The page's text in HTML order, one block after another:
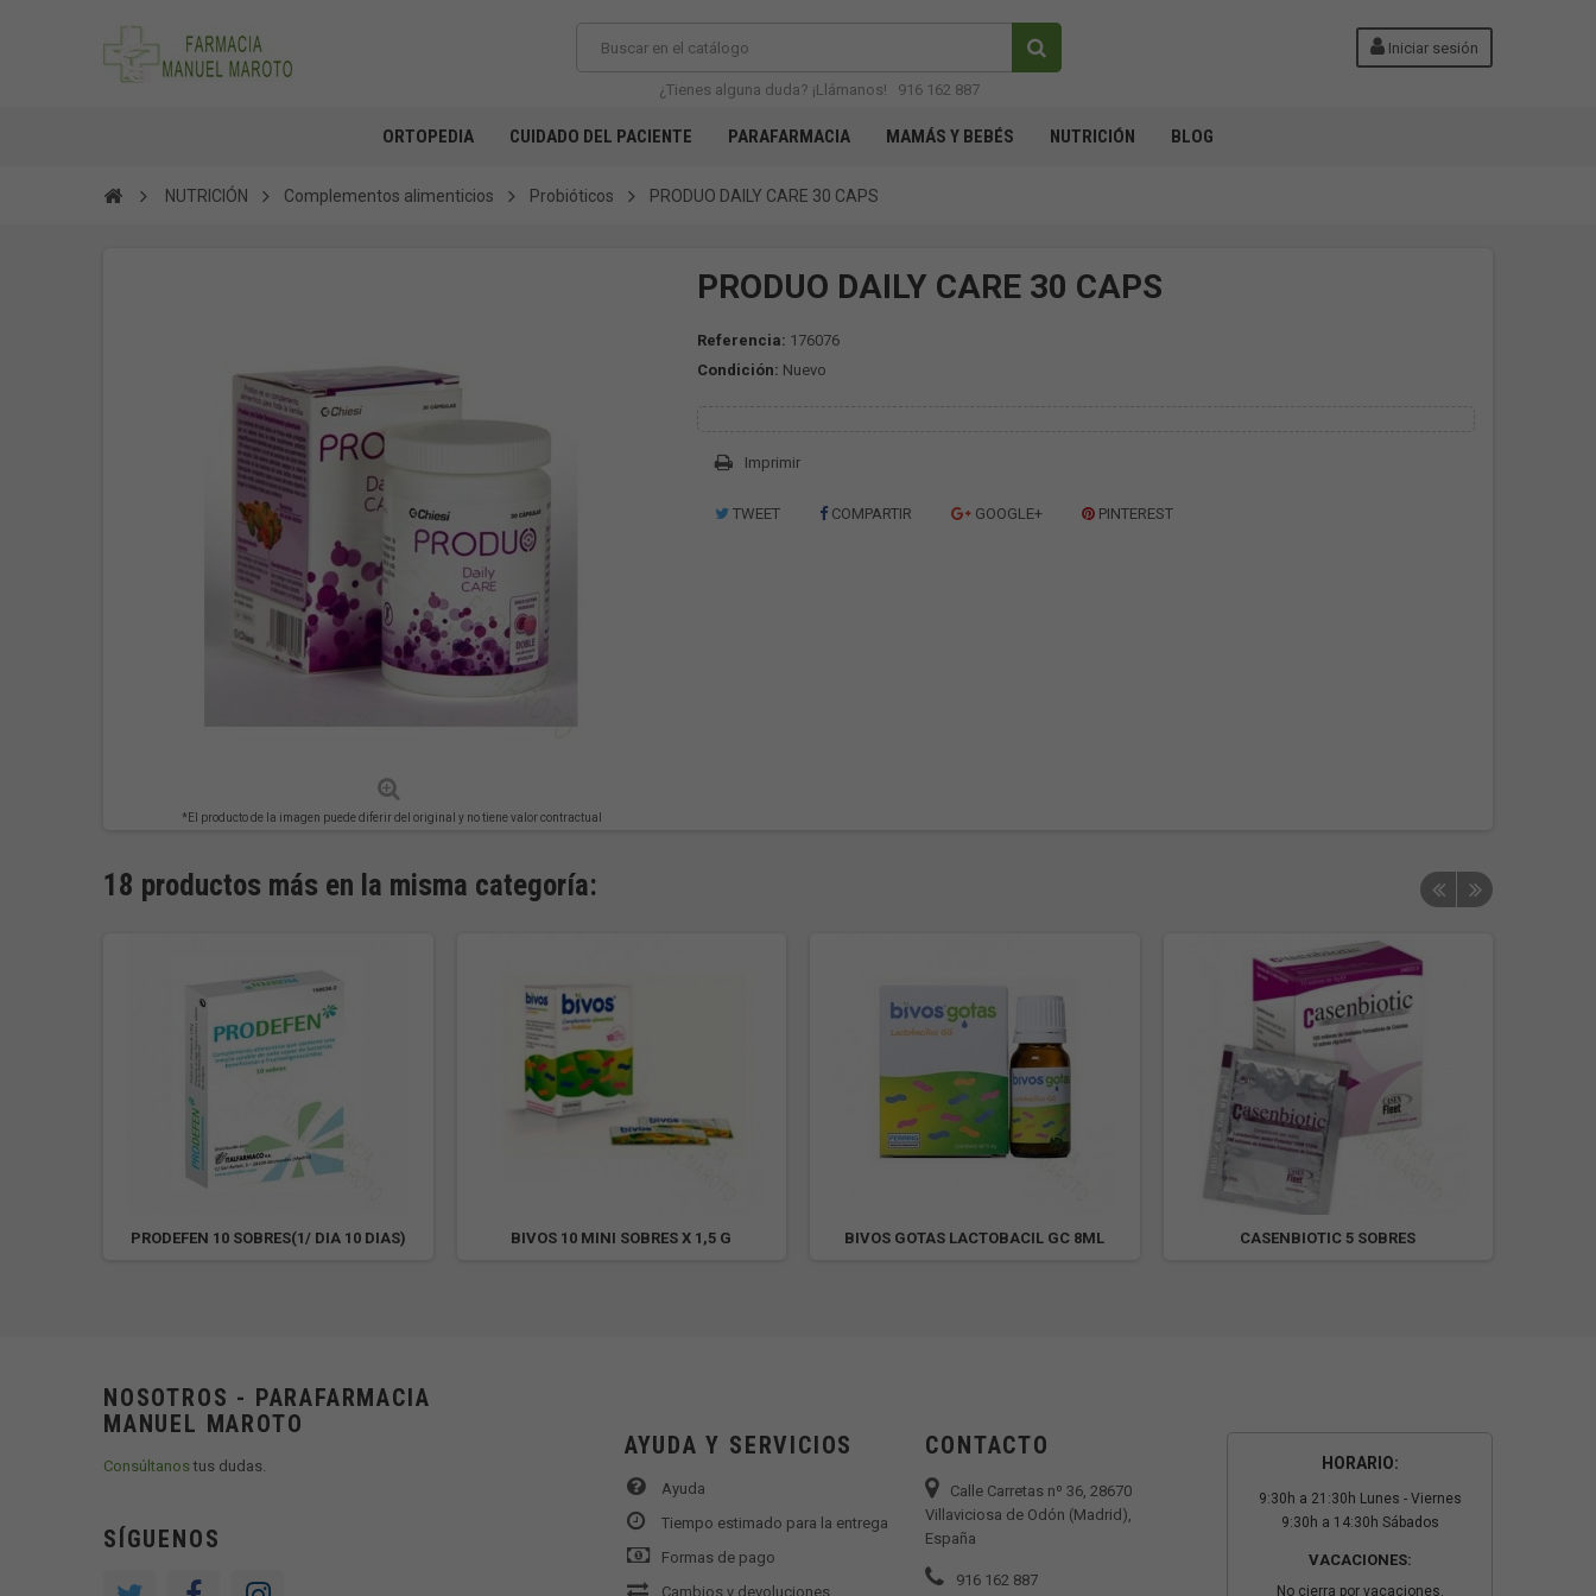
Iniciar sesión
¿Tienes alguna duda? ¡Llámanos! 916 162 887
ORTOPEDIA CUIDADO DEL PACIENTE PARAFARMACIA MAMÁS Y BEBÉS NUTRICIÓN BLOG
NUTRICIÓN Complementos alimenticios Probióticos PRODUO DAILY CARE 30 CAPS
*El producto de la imagen puede diferir del original y no tiene valor contractual
PRODUO DAILY CARE 30 CAPS
Referencia: 176076
Condición: Nuevo
Imprimir
TWEET COMPARTIR GOOGLE+ PINTEREST
18 productos más en la misma categoría:
PRODEFEN 10 SOBRES(1/ DIA 10 DIAS) BIVOS 10 MINI SOBRES X 1,5 G BIVOS GOTAS LACTOBACIL GC 8ML CASENBIOTIC 5 SOBRES
NOSOTROS - PARAFARMACIA
MANUEL MAROTO
Consúltanostus dudas.
SÍGUENOS
AYUDA Y SERVICIOS
Ayuda
Tiempo estimado para la entrega
Formas de pago
Cambios y devoluciones
CONTACTO
Calle Carretas nº 36, 28670
Villaviciosa de Odón (Madrid),
España
916 162 887
HORARIO:
9:30h a 21:30h Lunes - Viernes
9:30h a 14:30h Sábados
VACACIONES:
No cierra por vacaciones.